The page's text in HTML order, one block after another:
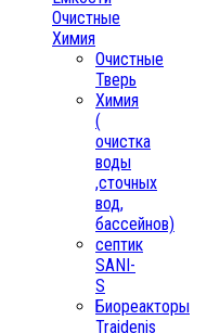
Очистные
Химия
Очистные
Тверь
Химия
(
очистка
воды
,сточных
вод,
бассейнов)
септик
SANI-
S
Биореакторы
Traidenis